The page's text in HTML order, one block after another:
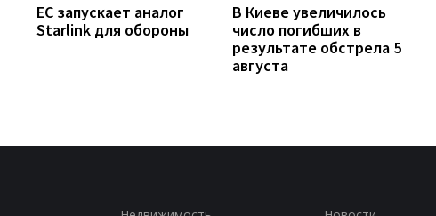
ЕС запускает аналог
Starlink для обороны
В Киеве увеличилось
число погибших в
результате обстрела 5
августа